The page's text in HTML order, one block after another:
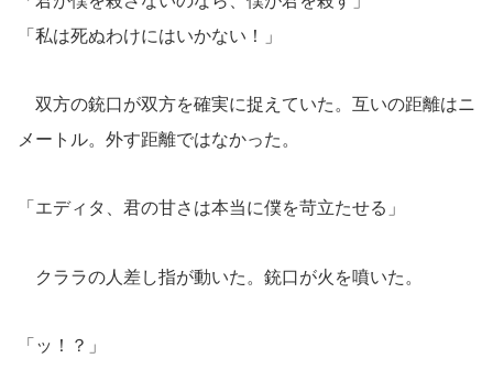
「私は死ぬわけにはいかない！」
双方の銃口が双方を確実に捉えていた。互いの距離はニ
メートル。外す距離ではなかった。
「エディタ、君の甘さは本当に僕を苛立たせる」
クララの人差し指が動いた。銃口が火を噴いた。
「ッ！？」